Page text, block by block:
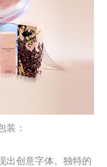
装：
出创意字体。独特的